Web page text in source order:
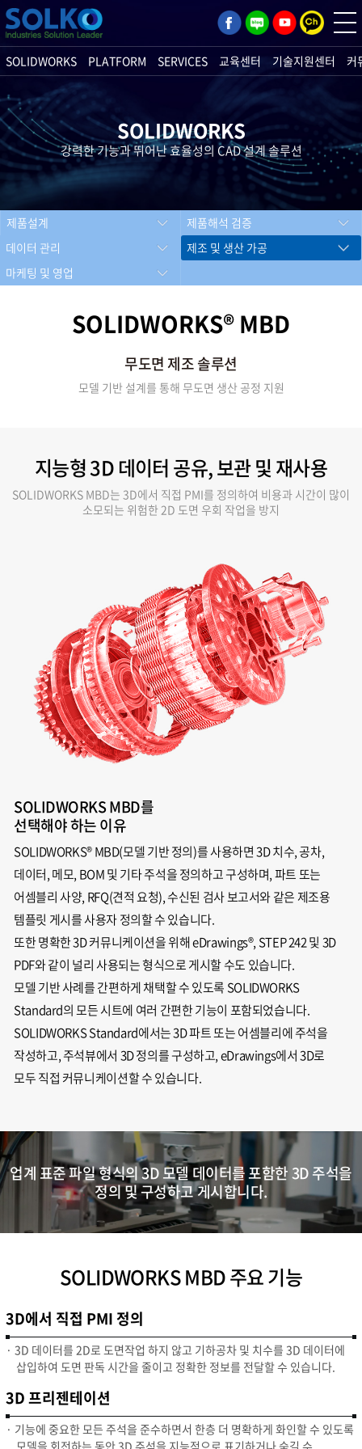
SOLIDWORKS PLATFORM SERVICES 교육센터 기술지원센터 커
SOLIDWORKS
강력한 기능과 뛰어난 효율성의 CAD 설계 솔루션
제품설계
제품해석 검증
데이터 관리
제조 및 생산 가공
마케팅 및 영업
SOLIDWORKS® MBD
무도면 제조 솔루션
모델 기반 설계를 통해 무도면 생산 공정 지원
지능형 3D 데이터 공유, 보관 및 재사용
SOLIDWORKS MBD는 3D에서 직접 PMI를 정의하여 비용과 시간이 많이
소모되는 위험한 2D 도면 우회 작업을 방지
SOLIDWORKS MBD를
선택해야 하는 이유
SOLIDWORKS® MBD(모델 기반 정의)를 사용하면 3D 치수, 공차,
데이터, 메모, BOM 및 기타 주석을 정의하고 구성하며, 파트 또는
어셈블리 사양, RFQ(견적 요청), 수신된 검사 보고서와 같은 제조용
템플릿 게시를 사용자 정의할 수 있습니다.
또한 명확한 3D 커뮤니케이션을 위해 eDrawings®, STEP 242 및 3D
PDF와 같이 널리 사용되는 형식으로 게시할 수도 있습니다.
모델 기반 사례를 간편하게 채택할 수 있도록 SOLIDWORKS
Standard의 모든 시트에 여러 간편한 기능이 포함되었습니다.
SOLIDWORKS Standard에서는3D 파트또는 어셈블리에 주석을
작성하고, 주석뷰에서 3D 정의를 구성하고, eDrawings에서 3D로
모두 직접 커뮤니케이션할 수 있습니다.
업계 표준 파일 형식의 3D 모델 데이터를 포함한 3D 주석을
정의 및 구성하고 게시합니다.
SOLIDWORKS MBD 주요 기능
3D에서 직접 PMI 정의
· 3D 데이터를 2D로 도면작업 하지 않고 기하공차 및 치수를 3D 데이터에
삽입하여 도면 판독 시간을 줄이고 정확한 정보를 전달할 수 있습니다.
3D 프리젠테이션
· 기능에 중요한 모든 주석을 준수하면서 한층 더 명확하게 화인할 수 있도록
모델을 회전하는 동안 3D 주석을 지능적으로 표기하거나 숨길 수